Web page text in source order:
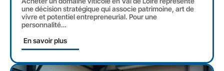
une décision stratégique qui associe patrimoine, art de
vivre et potentiel entrepreneurial. Pour une
personnalité…
En savoir plus